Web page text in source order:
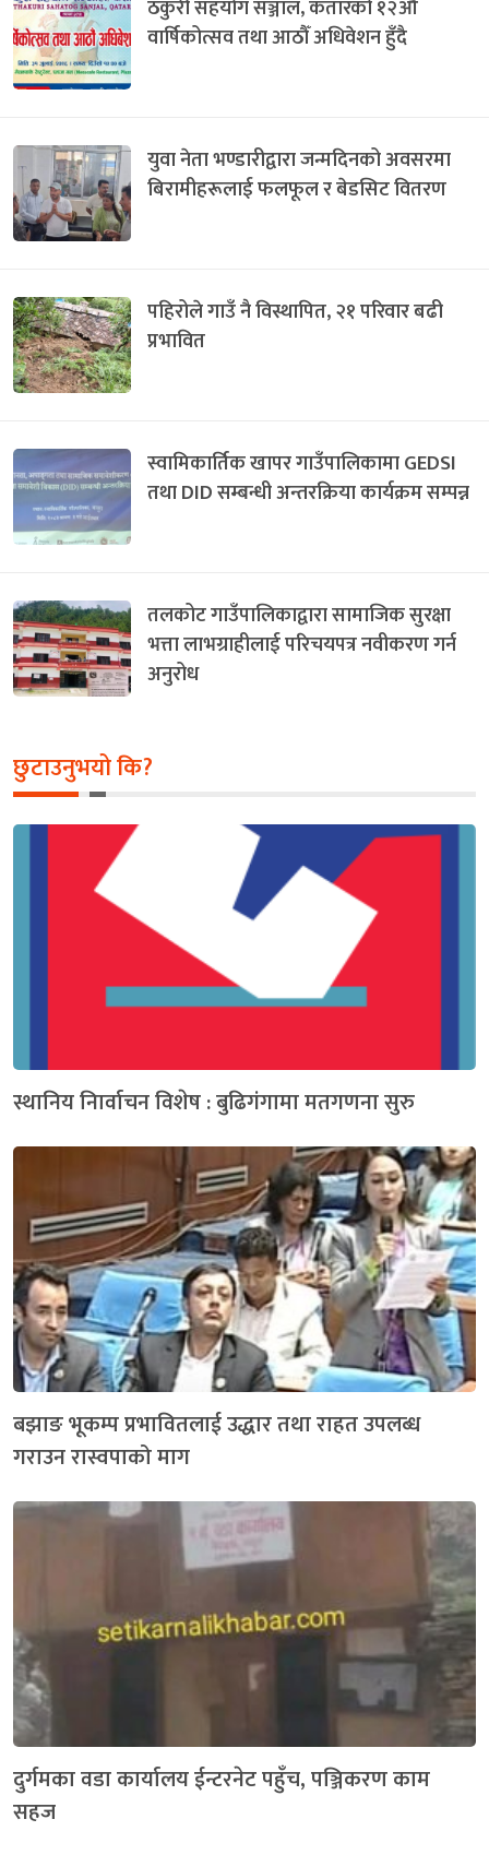
ठकुरी सहयोग सञ्जाल, कतारको १२औँ
वार्षिकोत्सव तथा आठौँ अधिवेशन हुँदै
युवा नेता भण्डारीद्वारा जन्मदिनको अवसरमा
बिरामीहरूलाई फलफूल र बेडसिट वितरण
पहिरोले गाउँ नै विस्थापित, २१ परिवार बढी
प्रभावित
स्वामिकार्तिक खापर गाउँपालिकामा GEDSI
तथा DID सम्बन्धी अन्तरक्रिया कार्यक्रम सम्पन्न
तलकोट गाउँपालिकाद्वारा सामाजिक सुरक्षा
भत्ता लाभग्राहीलाई परिचयपत्र नवीकरण गर्न
अनुरोध
छुटाउनुभयो कि?
स्थानिय निार्वाचन विशेष : बुढिगंगामा मतगणना सुरु
बझाङ भूकम्प प्रभावितलाई उद्धार तथा राहत उपलब्ध
गराउन रास्वपाको माग
दुर्गमका वडा कार्यालय ईन्टरनेट पहुँच, पञ्जिकरण काम
सहज